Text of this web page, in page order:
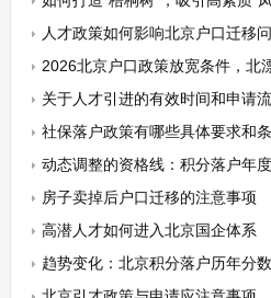
人才政策如何影响北京户口迁移
2026北京户口政策放宽条件，北
关于人才引进的有效时间和申请
社保落户政策有哪些具体要求和
动态调整的资格线：积分落户年度最低分值
房子卖掉后户口迁移的注意事项
高潜人才如何进入北京国企体系
趋势变化：北京积分落户历年分